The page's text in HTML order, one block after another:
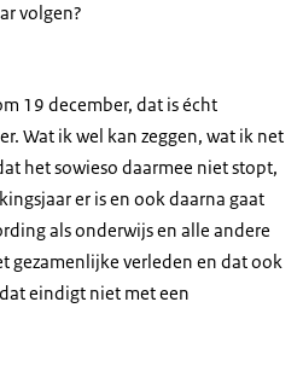
volgen?
19 december, dat is écht
Wat ik wel kan zeggen, wat ik net
het sowieso daarmee niet stopt,
er is en ook daarna gaat
als onderwijs en alle andere
gezamenlijke verleden en dat ook
eindigt niet met een